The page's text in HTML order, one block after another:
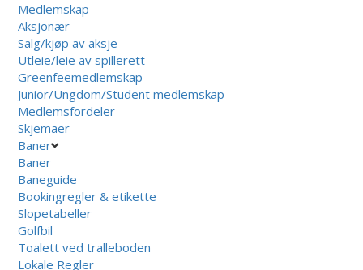
Medlemskap
Aksjonær
Salg/kjøp av aksje
Utleie/leie av spillerett
Greenfeemedlemskap
Junior/Ungdom/Student medlemskap
Medlemsfordeler
Skjemaer
Baner
Baner
Baneguide
Bookingregler & etikette
Slopetabeller
Golfbil
Toalett ved tralleboden
Lokale Regler